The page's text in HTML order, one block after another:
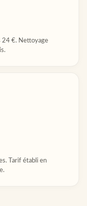
24 €. Nettoyage
Tarif établi en